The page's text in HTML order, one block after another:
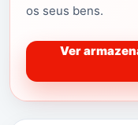
os seus bens.
Ver